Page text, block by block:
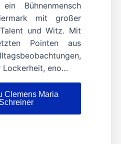
ein Bühnenmensch
mit großer
und Witz. Mit
Pointen aus
Lockerheit, eno…
Clemens Maria
Schreiner